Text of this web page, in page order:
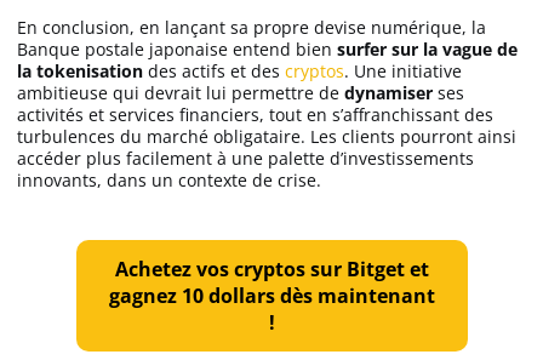
En conclusion, en lançant sa propre devise numérique, la
Banque postale japonaise entend bien surfer sur la vague de
la tokenisation des actifs et des cryptos. Une initiative
ambitieuse qui devrait lui permettre de dynamiser ses
activités et services financiers, tout en s’affranchissant des
turbulences du marché obligataire. Les clients pourront ainsi
accéder plus facilement à une palette d’investissements
innovants, dans un contexte de crise.
Achetez vos cryptos sur Bitget et
gagnez 10 dollars dès maintenant
!